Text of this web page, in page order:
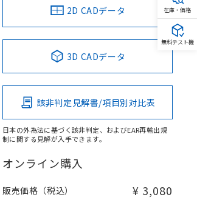
2D CADデータ
3D CADデータ
該非判定見解書/項目別対比表
日本の外為法に基づく該非判定、およびEAR再輸出規
制に関する見解が入手できます。
オンライン購入
販売価格（税込） ¥ 3,080
在庫・価格
無料テスト機